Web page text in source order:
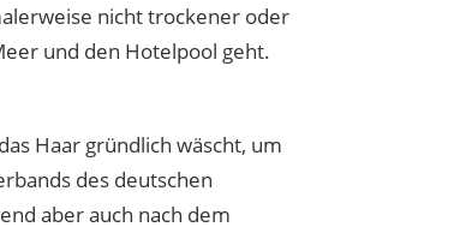
nicht trockener oder
und den Hotelpool geht.
Haar gründlich wäscht, um
des deutschen
aber auch nach dem